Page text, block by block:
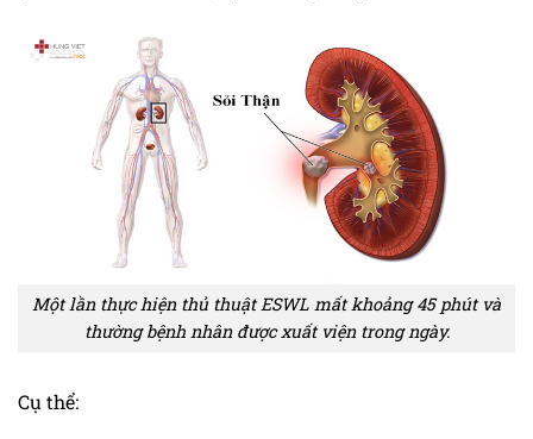
Một lần thực hiện thủ thuật ESWL mất khoảng 45 phút và
thường bệnh nhân được xuất viện trong ngày.
Cụ thể: